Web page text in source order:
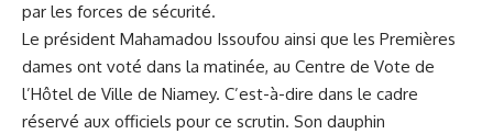
par les forces de sécurité.
Le président Mahamadou Issoufou ainsi que les Premières
dames ont voté dans la matinée, au Centre de Vote de
l’Hôtel de Ville de Niamey. C’est-à-dire dans le cadre
réservé aux officiels pour ce scrutin. Son dauphin